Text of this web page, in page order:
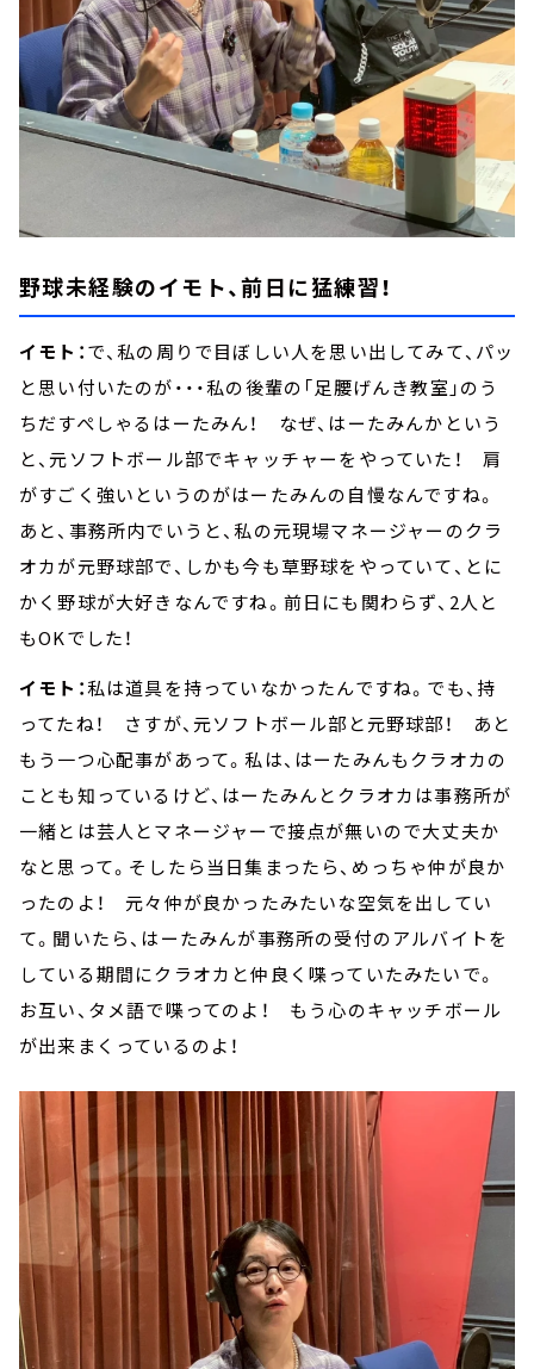
野球未経験のイモト、前日に猛練習！
イモト：で、私の周りで目ぼしい人を思い出してみて、パッ
と思い付いたのが・・・私の後輩の「足腰げんき教室」のう
ちだすぺしゃるはーたみん！ なぜ、はーたみんかという
と、元ソフトボール部でキャッチャーをやっていた！ 肩
がすごく強いというのがはーたみんの自慢なんですね。
あと、事務所内でいうと、私の元現場マネージャーのクラ
オカが元野球部で、しかも今も草野球をやっていて、とに
かく野球が大好きなんですね。前日にも関わらず、2人と
もOKでした！
イモト：私は道具を持っていなかったんですね。でも、持
ってたね！ さすが、元ソフトボール部と元野球部！ あと
もう一つ心配事があって。私は、はーたみんもクラオカの
ことも知っているけど、はーたみんとクラオカは事務所が
一緒とは芸人とマネージャーで接点が無いので大丈夫か
なと思って。そしたら当日集まったら、めっちゃ仲が良か
ったのよ！ 元々仲が良かったみたいな空気を出してい
て。聞いたら、はーたみんが事務所の受付のアルバイトを
している期間にクラオカと仲良く喋っていたみたいで。
お互い、タメ語で喋ってのよ！ もう心のキャッチボール
が出来まくっているのよ！